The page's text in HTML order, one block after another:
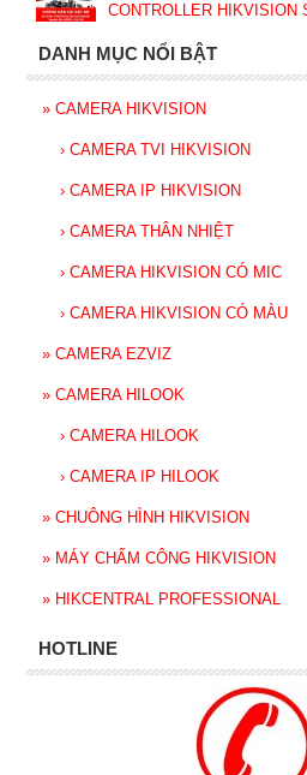
CONTROLLER HIKVISION
DANH MỤC NỔI BẬT
» CAMERA HIKVISION
› CAMERA TVI HIKVISION
› CAMERA IP HIKVISION
› CAMERA THÂN NHIỆT
› CAMERA HIKVISION CÓ MIC
› CAMERA HIKVISION CÓ MÀU
» CAMERA EZVIZ
» CAMERA HILOOK
› CAMERA HILOOK
› CAMERA IP HILOOK
» CHUÔNG HÌNH HIKVISION
» MÁY CHẤM CÔNG HIKVISION
» HIKCENTRAL PROFESSIONAL
HOTLINE